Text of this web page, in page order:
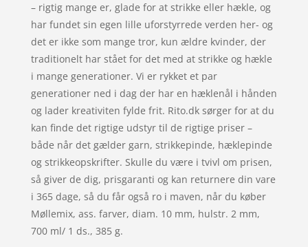
– rigtig mange er, glade for at strikke eller hækle, og
har fundet sin egen lille uforstyrrede verden her- og
det er ikke som mange tror, kun ældre kvinder, der
traditionelt har stået for det med at strikke og hækle
i mange generationer. Vi er rykket et par
generationer ned i dag der har en hæklenål i hånden
og lader kreativiten fylde frit. Rito.dk sørger for at du
kan finde det rigtige udstyr til de rigtige priser –
både når det gælder garn, strikkepinde, hæklepinde
og strikkeopskrifter. Skulle du være i tvivl om prisen,
så giver de dig, prisgaranti og kan returnere din vare
i 365 dage, så du får også ro i maven, når du køber
Møllemix, ass. farver, diam. 10 mm, hulstr. 2 mm,
700 ml/ 1 ds., 385 g.